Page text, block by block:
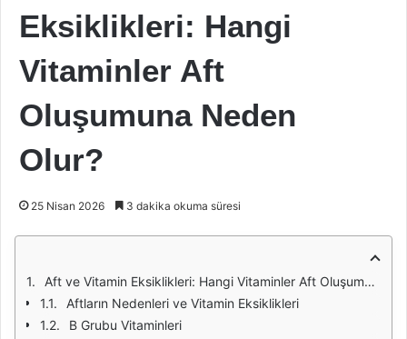
Eksiklikleri: Hangi
Vitaminler Aft
Oluşumuna Neden
Olur?
25 Nisan 2026 3 dakika okuma süresi
Aft ve Vitamin Eksiklikleri: Hangi Vitaminler Aft Oluşumuna Neden Olur?
Aftların Nedenleri ve Vitamin Eksiklikleri
B Grubu Vitaminleri